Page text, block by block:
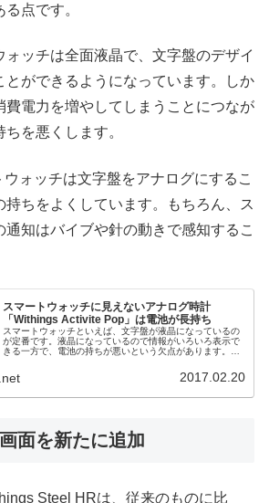
る点です。
ッチは全面液晶で、文字盤のデザイ
とができるようになっています。しか
費電力を増やしてしまうことにつなが
を悪くします。
ォッチは文字盤をアナログにするこ
持ちをよくしています。もちろん、ス
通知はバイブや針の動きで感知するこ
スマートウォッチに見えないアナログ時計
「Withings Activite Pop」は電池が長持ち
スマートウォッチといえば、文字盤が液晶になっているの
が定番です。液晶になっているので情報がいろいろ表示で
きる一方で、電池の持ちが悪いという欠点があります。毎
2017.02.20
面を新たに追加
Steel HRは、従来のものに比